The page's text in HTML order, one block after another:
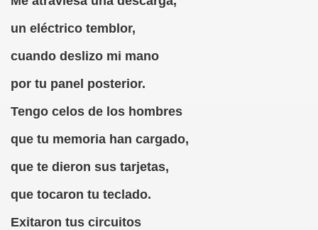
un eléctrico temblor,
cuando deslizo mi mano
por tu panel posterior.
Tengo celos de los hombres
que tu memoria han cargado,
que te dieron sus tarjetas,
que tocaron tu teclado.
Exitaron tus circuitos
Blanco)